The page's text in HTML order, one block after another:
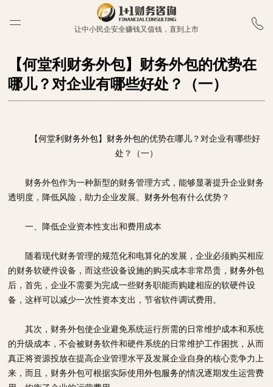
让中小民企安全赚钱又值钱，直到上市
【何堂利财务外包】财务外包的优势在
哪儿？对企业有哪些好处？（一）
【何堂利财务外包】 财务外包的优势在哪儿？对企业有哪些好
处？（一）
财务外包作为一种新型的财务管理方式，能够显著提升企业财务
透明度，降低风险，助力企业发展。 财务外包有什么优势？
一、 降低企业资本性支出和费用成本
随着现代财务管理的规范化和电算化的发展，企业必须购买相应
的财务软硬件设备，而这些设备设施的购买成本非常昂贵， 财务外包
后，首先，企业不需要为完成一些财务职能而购建相应的软硬件设
备，这样可以减少一次性资本支出，节省软件调试费用。
其次，财务外包使企业避免系统运行所需的日常维护成本和系统
的升级成本，不会被财务软件和硬件系统的日常维护工作困扰，从而
真正将资源投放在提高企业管理水平及发展企业自身的核心竞争力上
来，而且，财务外包可根据实际使用外包服务的情况逐期发生运营费